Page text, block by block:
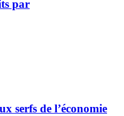
par
serfs de l’économie